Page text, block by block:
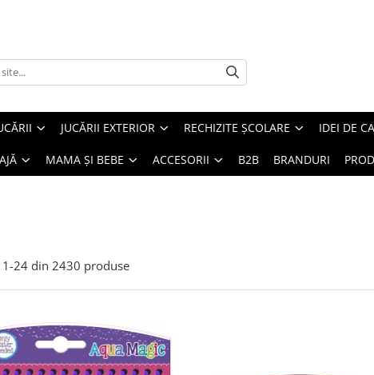
JUCĂRII EXTERIOR RECHIZITE ȘCOLARE IDEI DE
MAMA ȘI BEBE ACCESORII B2B BRANDURI
1-24 din 2430 produse